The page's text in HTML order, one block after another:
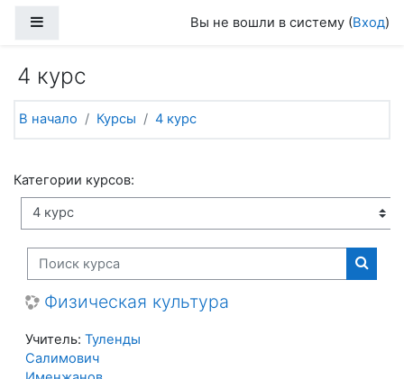
Вы не вошли в систему (Вход)
4 курс
В начало Курсы 4 курс
Категории курсов:
Поиск курса
Поиск
Физическая культура
Учитель: Туленды
Салимович